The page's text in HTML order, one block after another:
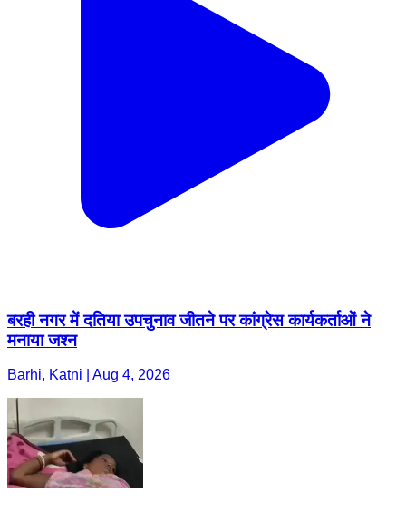
बरही नगर में दतिया उपचुनाव जीतने पर कांग्रेस कार्यकर्ताओं ने
मनाया जश्न
Barhi, Katni | Aug 4, 2026